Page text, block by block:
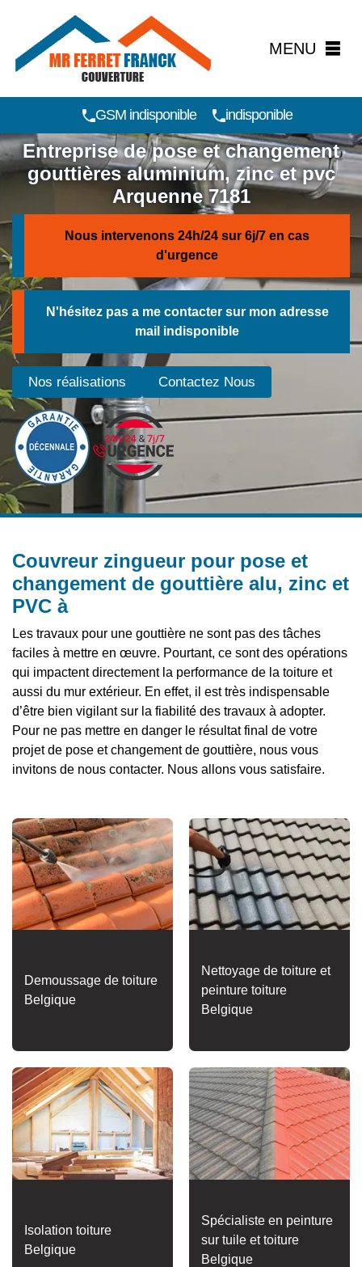
MENU
GSM indisponible indisponible
Entreprise de pose et changement
gouttières aluminium, zinc et pvc
Arquenne 7181
Nous intervenons 24h/24 sur 6j/7 en cas
d'urgence
N'hésitez pas a me contacter sur mon adresse
mail indisponible
Nos réalisations Contactez Nous
Couvreur zingueur pour pose et
changement de gouttière alu, zinc et
PVC à
Les travaux pour une gouttière ne sont pas des tâches
faciles à mettre en œuvre. Pourtant, ce sont des opérations
qui impactent directement la performance de la toiture et
aussi du mur extérieur. En effet, il est très indispensable
d’être bien vigilant sur la fiabilité des travaux à adopter.
Pour ne pas mettre en danger le résultat final de votre
projet de pose et changement de gouttière, nous vous
invitons de nous contacter. Nous allons vous satisfaire.
Demoussage de toiture
Belgique
Nettoyage de toiture et
peinture toiture
Belgique
Isolation toiture
Belgique
Spécialiste en peinture
sur tuile et toiture
Belgique